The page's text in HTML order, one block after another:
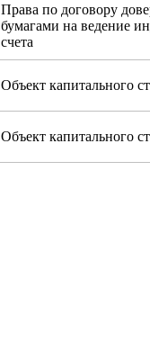
Права по договору
бумагами на ведение
счета
Объект капитального
Объект капитального